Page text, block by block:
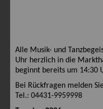
Alle Musik- und
Uhr herzlich in die
beginnt bereits um 14:30
Bei Rückfragen melden
Tel.: 04431-9959998